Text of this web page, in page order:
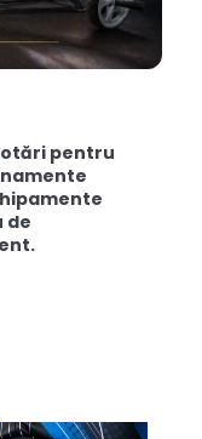
pentru
de